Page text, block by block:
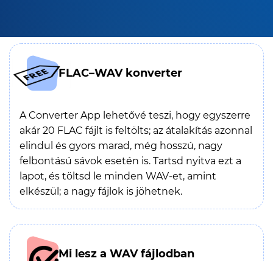
FLAC–WAV konverter
A Converter App lehetővé teszi, hogy egyszerre
akár 20 FLAC fájlt is feltölts; az átalakítás azonnal
elindul és gyors marad, még hosszú, nagy
felbontású sávok esetén is. Tartsd nyitva ezt a
lapot, és töltsd le minden WAV-et, amint
elkészül; a nagy fájlok is jöhetnek.
Mi lesz a WAV fájlodban